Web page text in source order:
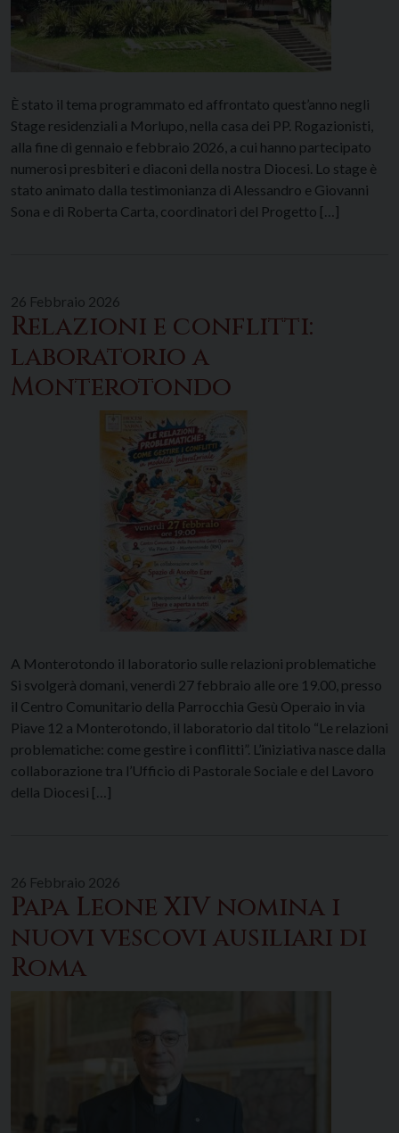
È stato il tema programmato ed affrontato quest’anno negli
Stage residenziali a Morlupo, nella casa dei PP. Rogazionisti,
alla fine di gennaio e febbraio 2026, a cui hanno partecipato
numerosi presbiteri e diaconi della nostra Diocesi. Lo stage è
stato animato dalla testimonianza di Alessandro e Giovanni
Sona e di Roberta Carta, coordinatori del Progetto […]
26 Febbraio 2026
Relazioni e conflitti:
laboratorio a
Monterotondo
A Monterotondo il laboratorio sulle relazioni problematiche
Si svolgerà domani, venerdì 27 febbraio alle ore 19.00, presso
il Centro Comunitario della Parrocchia Gesù Operaio in via
Piave 12 a Monterotondo, il laboratorio dal titolo “Le relazioni
problematiche: come gestire i conflitti”. L’iniziativa nasce dalla
collaborazione tra l’Ufficio di Pastorale Sociale e del Lavoro
della Diocesi […]
26 Febbraio 2026
Papa Leone XIV nomina i
nuovi vescovi ausiliari di
Roma